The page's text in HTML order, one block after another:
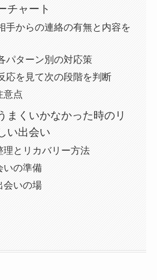
チャート
手からの連絡の有無と内容を
パターン別の対応策
応を見て次の段階を判断
意点
まくいかなかった時のリ
い出会い
理とリカバリー方法
いの準備
会いの場